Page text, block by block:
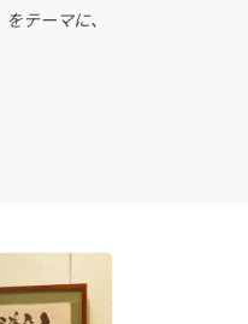
テーマに、